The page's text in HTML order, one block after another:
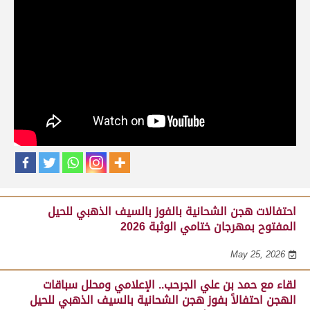
المنظمة لسباق الهجن، احتفالاً بفوز هجن
بميدان الوثبة 22-05-2026
احتفالات هجن الشحانية بالفوز بالسيف الذهبي للحيل
المفتوح بمهرجان ختامي الوثبة 2026
May 25, 2026
لقاء مع حمد بن علي الجرحب.. الإعلامي ومحلل سباقات
الهجن احتفالاً بفوز هجن الشحانية بالسيف الذهبي للحيل